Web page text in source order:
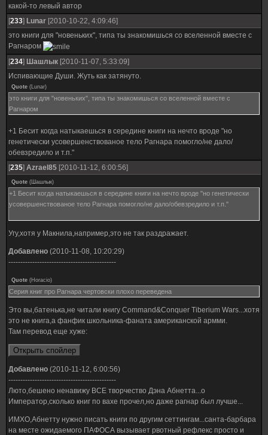
какой-то левый автор
[233] Lunar [2010-10-22, 4:09:46]
это книги для "новеньких", типа ты знакомишься со вселенной вместе с
Рагнаром
[234] Шашлык [2010-11-07, 5:33:09]
Испивающие Души. Жуть как затянуто.
Quote (Lunar)
это книги для "новеньких", типа ты знакомишься со вселенной вместе с
Рагнаром
+1 Бесит когда натыкаешься в середине книги на нечто вроде "но
генетически усовершенствованое тело Рагнара помогло/не дало/
обевзредило и т.п."
[235] Azrael85 [2010-11-12, 6:00:56]
Quote (Шашлык)
+1 Бесит когда натыкаешься в середине книги на нечто вроде "но генетически
усовершенствованое тело Рагнара помогло/не дало/обевзредило и т.п."
Угу,хотя у Макнила,например,это не так раздражает.
Добавлено (2010-11-08, 10:20:29)
---------------------------------------------
Quote (Horacio)
Серия книг про Рагнара чертовски плохо переведена
Это вы,батенька,не читали книгу Command&Conquer Tiberium Wars...хотя
это не книга,а фанфик школьника-фаната американской армми.
Там перевод еще хуже:
Добавлено (2010-11-12, 6:00:56)
---------------------------------------------
Люто,бешено ненавижу ВСЕ творчество Дэна Абнетта...о
Император,сколько книг по вахе прочел,но даже рагнар был лучше...
ИМХО,Абнетту нужно писать книги по другим сеттингам...санта-барбара
на месте ожидаемого ПАФОСА вызывает рвотный рефлекс просто и